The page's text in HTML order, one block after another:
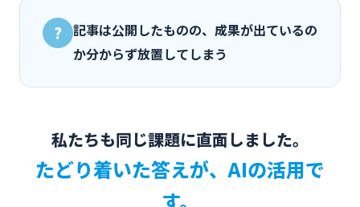
? 記事は公開したものの、成果が出ているの
か分からず放置してしまう
私たちも同じ課題に直面しました。
たどり着いた答えが、AIの活用で
す。